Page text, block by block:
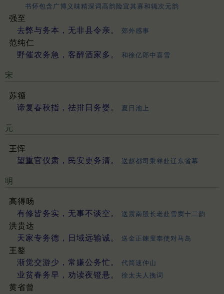
书怀包含广博义味精深词高韵险宜其寡和辄次元韵
强至
去弊与务本，无非县令亲。
郊外感事
范纯仁
野催农务急，客醉酒家多。
和徐亿郎中喜雪
宋
苏籀
谛复春秋指，祛排日务婴。
夏日池上
元
王恽
望重官仪肃，民安吏务清。
送赵都司秉彝赴辽东省幕
明
高得旸
有修皆务实，无事不谈空。
送震南殷长老赴雪窦十二韵
洪贵达
天家专务德，日域远输诚。
送金正鍊叟奉使对马岛
王鏊
渐觉交游少，常嫌公务忙。
代简速仲山
业贫春务早，劝读夜镫悬。 徐太夫人挽词
黄省曾